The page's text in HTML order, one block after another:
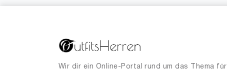
36 1
55 1
Wir dir ein Online-Portal rund um das Thema für